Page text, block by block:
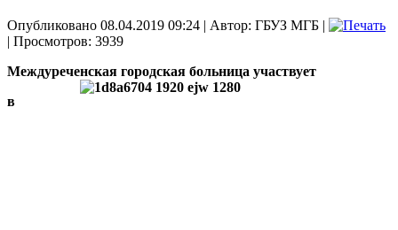
Опубликовано 08.04.2019 09:24 | Автор: ГБУЗ МГБ |
| Просмотров: 3939
Междуреченская городская больница участвует
в